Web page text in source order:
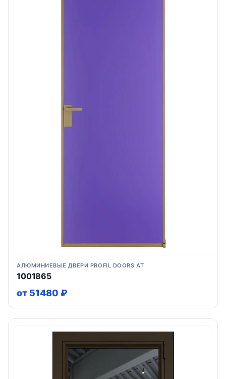
АЛЮМИНИЕВЫЕ ДВЕРИ PROFIL DOORS AT
1001865
от 51480 ₽